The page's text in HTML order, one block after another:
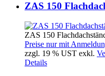
ZAS 150
ZAS 150
Preise nur mit
zzgl. 19 % UST exkl.
Details